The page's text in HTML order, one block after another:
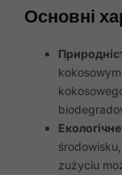
Основні
zużyciu